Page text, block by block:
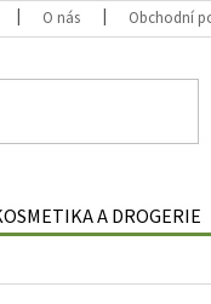
O nás Obchodní
A DROGERIE